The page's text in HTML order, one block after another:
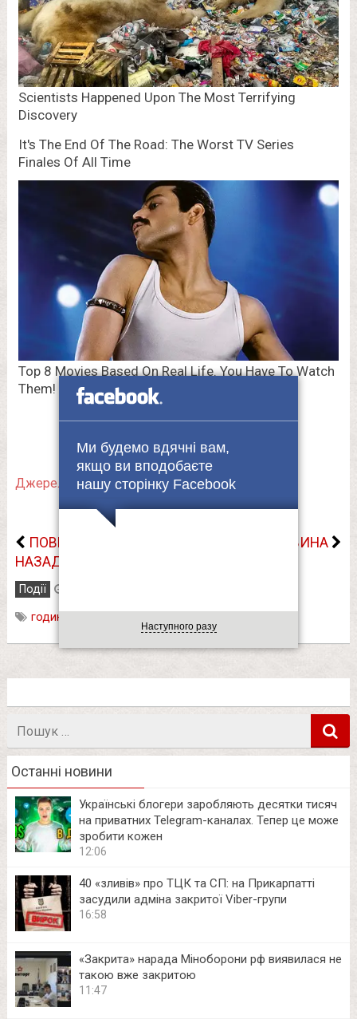
Джерело.
ПОВЕРНУТИСЬ
НАЗАД
НАСТУПНА НОВИНА
Події
годинники
Останні новини
Українські блогери заробляють десятки тисяч
на приватних Telegram-каналах. Тепер це може
зробити кожен
12:06
40 «зливів» про ТЦК та СП: на Прикарпатті
засудили адміна закритої Viber-групи
16:58
«Закрита» нарада Міноборони рф виявилася не
такою вже закритою
11:47
Ми будемо вдячні вам,
якщо ви вподобаєте
нашу сторінку Facebook
Наступного разу